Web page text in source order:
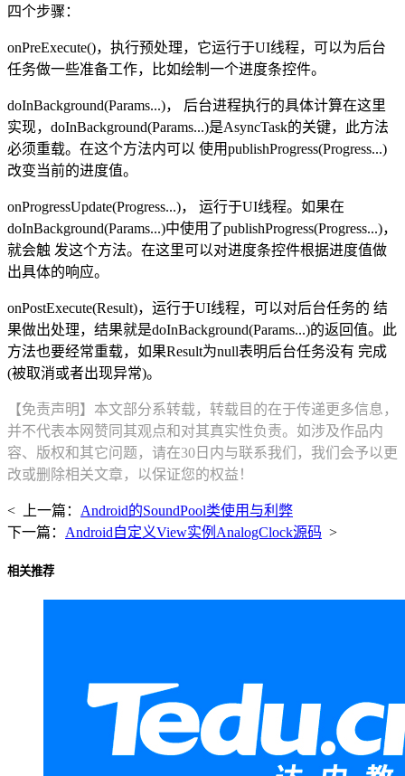
四个步骤：
onPreExecute()，执行预处理，它运行于UI线程，可以为后台
任务做一些准备工作，比如绘制一个进度条控件。
doInBackground(Params...)， 后台进程执行的具体计算在这里
实现，doInBackground(Params...)是AsyncTask的关键，此方法
必须重载。在这个方法内可以 使用publishProgress(Progress...)
改变当前的进度值。
onProgressUpdate(Progress...)， 运行于UI线程。如果在
doInBackground(Params...)中使用了publishProgress(Progress...)，
就会触 发这个方法。在这里可以对进度条控件根据进度值做
出具体的响应。
onPostExecute(Result)，运行于UI线程，可以对后台任务的 结
果做出处理，结果就是doInBackground(Params...)的返回值。此
方法也要经常重载，如果Result为null表明后台任务没有 完成
(被取消或者出现异常)。
【免责声明】本文部分系转载，转载目的在于传递更多信息，
并不代表本网赞同其观点和对其真实性负责。如涉及作品内
容、版权和其它问题，请在30日内与联系我们，我们会予以更
改或删除相关文章，以保证您的权益！
< 上一篇： Android的SoundPool类使用与利弊
下一篇： Android自定义View实例AnalogClock源码 >
相关推荐